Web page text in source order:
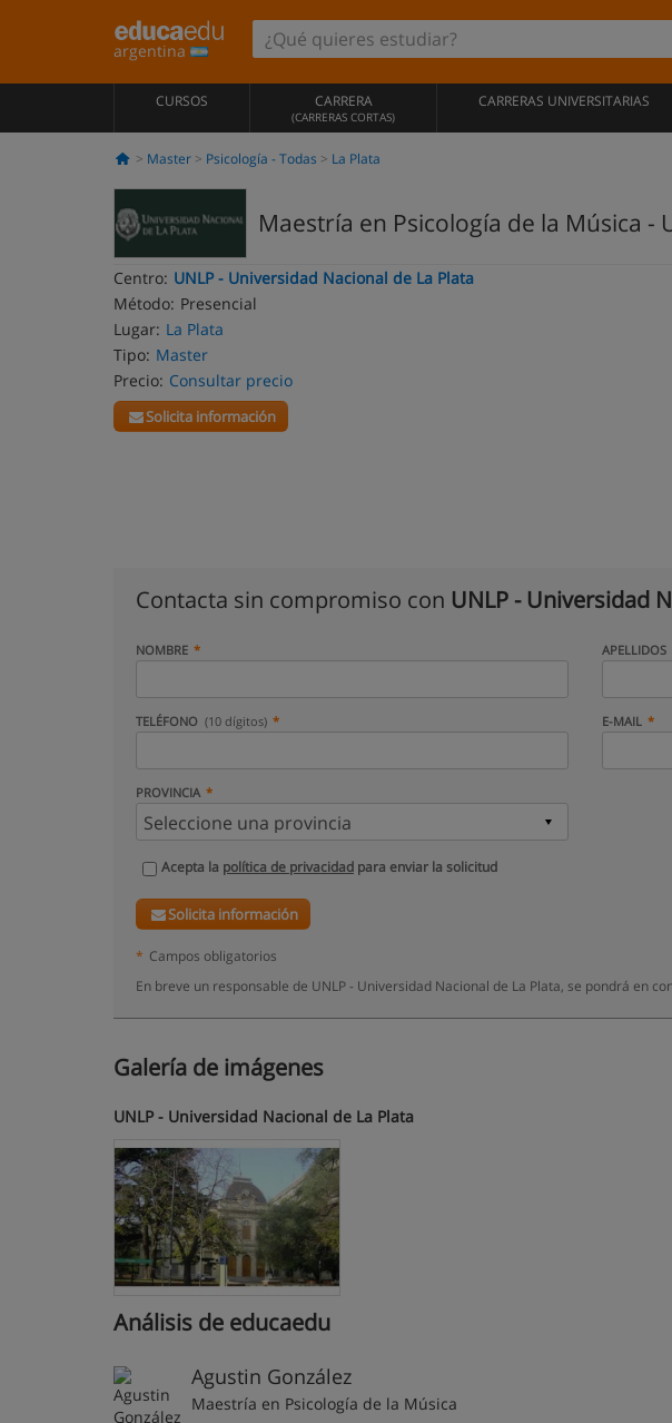
argentina
CURSOS CARRERA
(CARRERAS CORTAS)
CARRERAS UNIVERSITARIAS
Master Psicología - Todas La Plata
Maestría en Psicología de la Música -
Centro: UNLP - Universidad Nacional de La Plata
Método: Presencial
Lugar: La Plata
Tipo: Master
Precio: Consultar precio
Solicita información
Contacta sin compromiso con UNLP - Universidad
NOMBRE APELLIDOS
TELÉFONO (10 dígitos) E-MAIL
PROVINCIA
Acepta la política de privacidad para enviar la solicitud
Solicita información
* Campos obligatorios
En breve un responsable de UNLP - Universidad Nacional de La Plata, se pondrá en
Galería de imágenes
UNLP - Universidad Nacional de La Plata
Análisis de educaedu
Agustin González
Maestría en Psicología de la Música